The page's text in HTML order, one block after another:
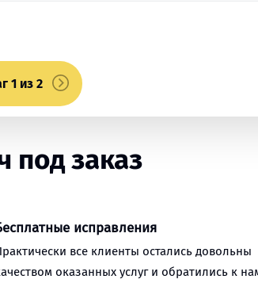
1 из 2
под заказ
исправления
все клиенты остались довольны
оказанных услуг и обратились к